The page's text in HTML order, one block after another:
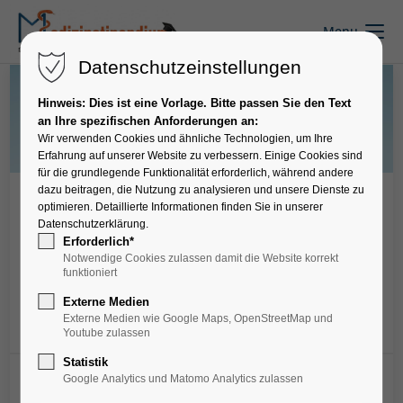
Menu
Sonstige Stipendien
Gemeinschaftspraxis Dr.
Beck & Dr. Ludwig -
Blockpraktikum
Merken
Datenschutzeinstellungen
Hinweis: Dies ist eine Vorlage. Bitte passen Sie den Text
an Ihre spezifischen Anforderungen an:
Wir verwenden Cookies und ähnliche Technologien, um Ihre
Erfahrung auf unserer Website zu verbessern. Einige Cookies sind
für die grundlegende Funktionalität erforderlich, während andere
dazu beitragen, die Nutzung zu analysieren und unsere Dienste zu
optimieren. Detaillierte Informationen finden Sie in unserer
Datenschutzerklärung.
Erforderlich*
Notwendige Cookies zulassen damit die Website korrekt
funktioniert
Externe Medien
Externe Medien wie Google Maps, OpenStreetMap und
Youtube zulassen
Statistik
Google Analytics und Matomo Analytics zulassen